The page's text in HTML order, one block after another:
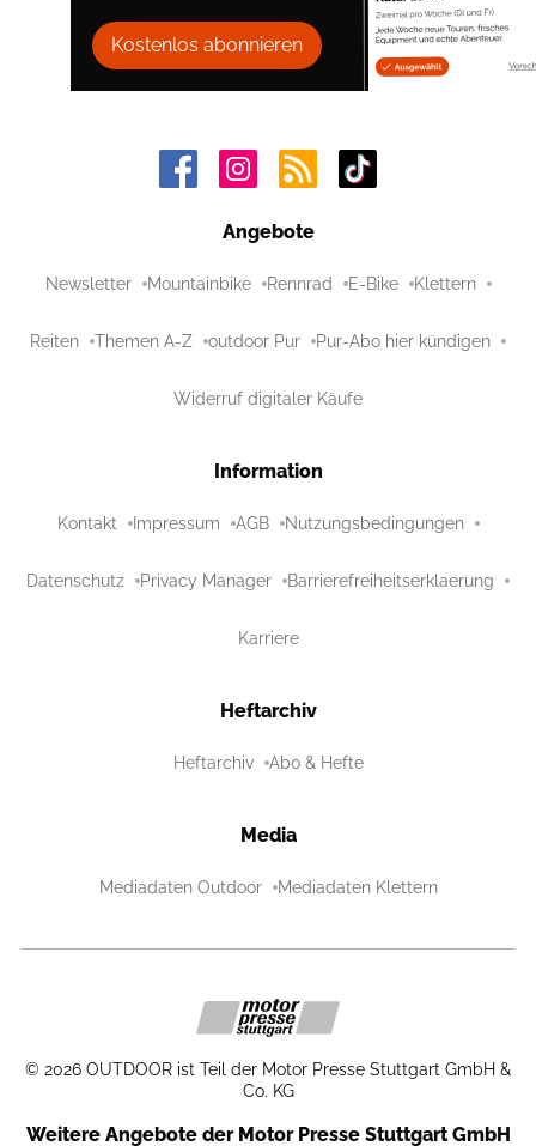
Kostenlos abonnieren
Angebote
Newsletter Mountainbike Rennrad E-Bike Klettern
Reiten Themen A-Z outdoor Pur Pur-Abo hier kündigen
Widerruf digitaler Käufe
Information
Kontakt Impressum AGB Nutzungsbedingungen
Datenschutz Privacy Manager Barrierefreiheitserklaerung
Karriere
Heftarchiv
Heftarchiv Abo & Hefte
Media
Mediadaten Outdoor Mediadaten Klettern
© 2026 OUTDOOR ist Teil der Motor Presse Stuttgart GmbH &
Co. KG
Weitere Angebote der Motor Presse Stuttgart GmbH